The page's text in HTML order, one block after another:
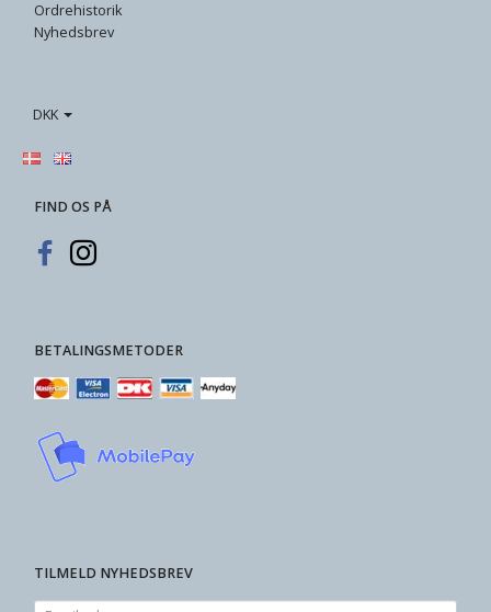
Ordrehistorik
Nyhedsbrev
DKK
FIND OS PÅ
BETALINGSMETODER
TILMELD NYHEDSBREV
Email-